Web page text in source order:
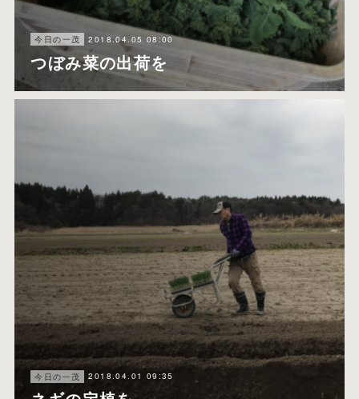
今日の一茂 2018.04.05 08:00
つぼみ菜の出荷を
今日の一茂 2018.04.01 09:35